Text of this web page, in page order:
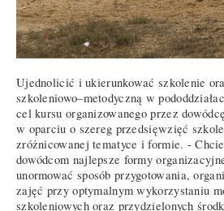
Ujednolicić i ukierunkować szkolenie
szkoleniowo–metodyczną w
cel kursu organizowanego przez
w oparciu o szereg przedsięwzięć
zróżnicowanej tematyce i formie. -
dowódcom najlepsze formy
unormować sposób przygotowania,
zajęć przy optymalnym wykorzystaniu
szkoleniowych oraz przydzielonych